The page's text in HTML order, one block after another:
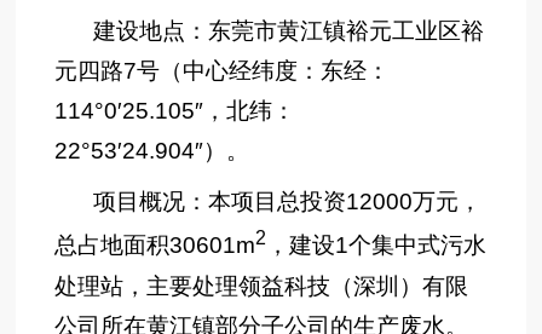
建设地点：东莞市黄江镇裕元工业区裕
元四路7号（中心经纬度：东经：
114°0′25.105″，北纬：
22°53′24.904″）。
项目概况：本项目总投资12000万元，
总占地面积30601m2 ，建设1个集中式污水
处理站，主要处理领益科技（深圳）有限
公司所在黄江镇部分子公司的生产废水。